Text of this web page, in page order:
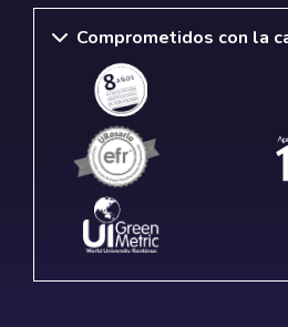
Comprometidos con la